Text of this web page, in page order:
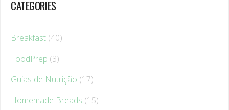
FoodPrep (3)
Guias de Nutrição
Homemade Breads (15)
Lifestyle(37)